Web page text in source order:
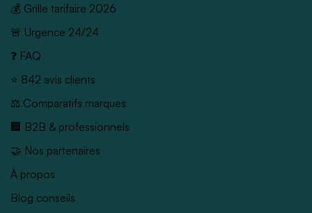
💰 Grille tarifaire 2026
🚨 Urgence 24/24
❓ FAQ
⭐ 842 avis clients
⚖️ Comparatifs marques
🏢 B2B & professionnels
🤝 Nos partenaires
À propos
Blog conseils